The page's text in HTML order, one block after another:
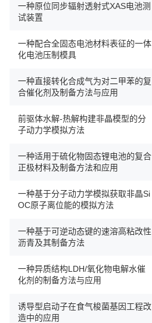
一种原位同步辐射透射式XAS电池测
试装置
一种配合全固态电池材料表征的一体
化电池压制模具
一种直接转化合成气为对二甲苯的复
合催化剂及制备方法与应用
前驱体水解-热解构建非晶模型的分
子动力学模拟方法
一种适用于硫化物固态锂电池的复合
正极材料及制备方法和应用
一种基于分子动力学模拟获取非晶Si
OC原子离位能的模拟方法
一种基于可逆动态键的速溶高粘改性
沥青及其制备方法
一种异质结构LDH/氧化物电解水催
化剂的制备方法与应用
诱导型启动子在食气梭菌基因工程改
造中的应用